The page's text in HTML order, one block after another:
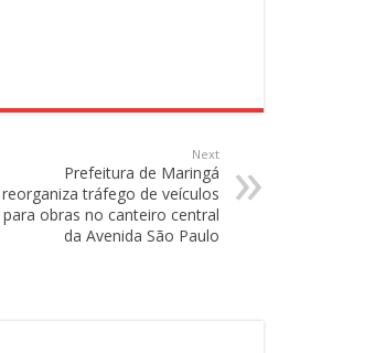
Next
Prefeitura de Maringá
reorganiza tráfego de veículos
para obras no canteiro central
da Avenida São Paulo